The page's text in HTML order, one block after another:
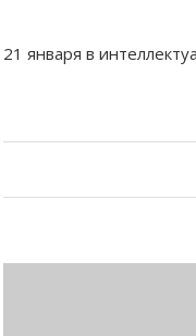
21 января в